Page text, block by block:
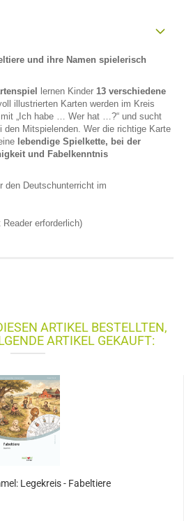
und ihre Namen spielerisch
lernen Kinder 13 verschiedene
illustrierten Karten werden im Kreis
„Ich habe … Wer hat …?“ und sucht
den Mitspielenden. Wer die richtige Karte
lebendige Spielkette, bei der
und Fabelkenntnis
den Deutschunterricht im
erforderlich)
ARTIKEL BESTELLTEN,
ARTIKEL GEKAUFT:
Legekreis - Fabeltiere